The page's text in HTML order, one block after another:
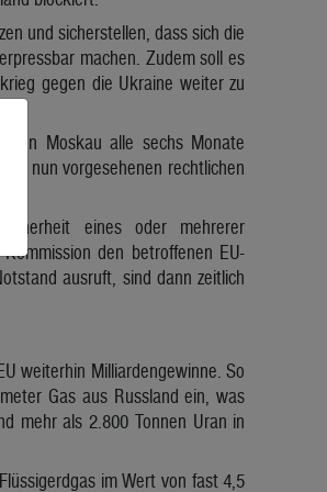
und sicherstellen, dass sich die
machen. Zudem soll es
gegen die Ukraine weiter zu
Moskau alle sechs Monate
nun vorgesehenen rechtlichen
eines oder mehrerer
den betroffenen EU-
ausruft, sind dann zeitlich
weiterhin Milliardengewinne. So
Gas aus Russland ein, was
mehr als 2.800 Tonnen Uran in
im Wert von fast 4,5